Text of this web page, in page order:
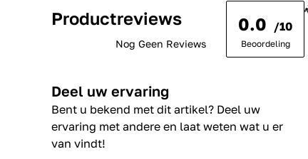
Productreviews
Nog Geen Reviews
0.0 /10
Beoordeling
Deel uw ervaring
Bent u bekend met dit artikel? Deel uw
ervaring met andere en laat weten wat u er
van vindt!